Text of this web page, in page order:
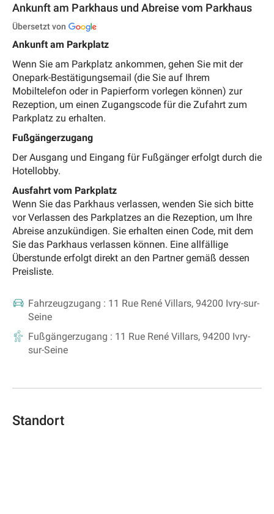
Ankunft am Parkhaus und Abreise vom Parkhaus
Übersetzt von
Ankunft am Parkplatz
Wenn Sie am Parkplatz ankommen, gehen Sie mit der
Onepark-Bestätigungsemail (die Sie auf Ihrem
Mobiltelefon oder in Papierform vorlegen können) zur
Rezeption, um einen Zugangscode für die Zufahrt zum
Parkplatz zu erhalten.
Fußgängerzugang
Der Ausgang und Eingang für Fußgänger erfolgt durch die
Hotellobby.
Ausfahrt vom Parkplatz
Wenn Sie das Parkhaus verlassen, wenden Sie sich bitte
vor Verlassen des Parkplatzes an die Rezeption, um Ihre
Abreise anzukündigen. Sie erhalten einen Code, mit dem
Sie das Parkhaus verlassen können. Eine allfällige
Überstunde erfolgt direkt an den Partner gemäß dessen
Preisliste.
Fahrzeugzugang : 11 Rue René Villars, 94200 Ivry-sur-
Seine
Fußgängerzugang : 11 Rue René Villars, 94200 Ivry-
sur-Seine
Standort